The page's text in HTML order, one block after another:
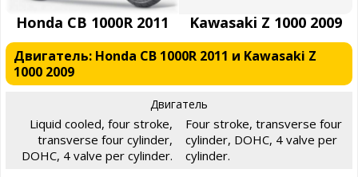
Honda CB 1000R 2011 Kawasaki Z 1000 2009
Двигатель: Honda CB 1000R 2011 и Kawasaki Z
1000 2009
Двигатель
Liquid cooled, four stroke,
transverse four cylinder,
DOHC, 4 valve per cylinder.
Four stroke, transverse four
cylinder, DOHC, 4 valve per
cylinder.